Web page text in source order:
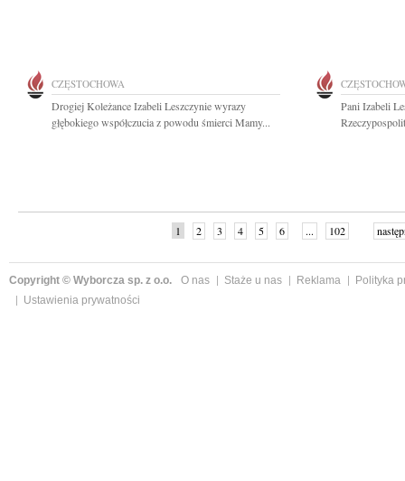
CZĘSTOCHOWA
Drogiej Koleżance Izabeli Leszczynie wyrazy
głębokiego współczucia z powodu śmierci Mamy...
Pani Izabeli
1 2 3 4 5 6 ... 102
Copyright © Wyborcza sp. z o.o. O nas Staże u nas Reklama
Polityka
Ustawienia prywatności